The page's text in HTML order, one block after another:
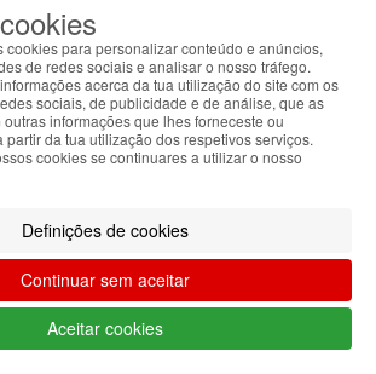
Dimm
Ver
todos
DDR
4
DDR
1
DDR
2
cookies para personalizar conteúdo e anúncios,
de redes sociais e analisar o nosso tráfego.
acerca da tua utilização do site com os
sociais, de publicidade e de análise, que as
informações que lhes forneceste ou
partir da tua utilização dos respetivos serviços.
cookies se continuares a utilizar o nosso
Definições de cookies
Continuar sem aceitar
Aceitar cookies